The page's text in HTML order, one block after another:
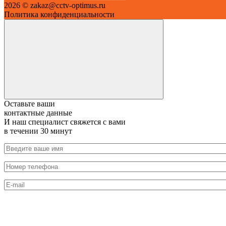
2026 © zakaz@cctv-optimus.ru
Политика конфиденциальности
Оставьте ваши
контактные данные
И наш специалист свяжется с вами
в течении 30 минут